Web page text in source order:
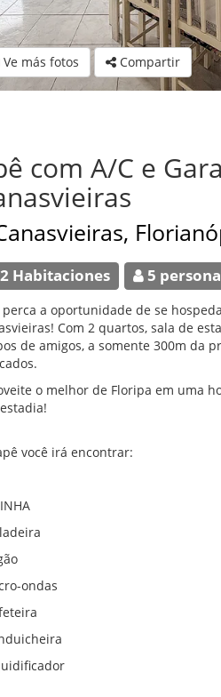
Ve más fotos Compartir
com A/C e
Habitaciones 5
perca a oportunidade de se
Com 2 quartos, sala de
de amigos, a somente 300m da
o melhor de Floripa em uma
você irá encontrar:
ondas